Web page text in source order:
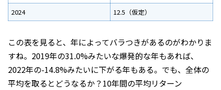
2024
12.5（仮定）
この表を見ると、年によってバラつきがあるのがわかりま
すね。2019年の31.0%みたいな爆発的な年もあれば、
2022年の-14.8%みたいに下がる年もある。でも、全体の
平均を取るとどうなるか？10年間の平均リターン